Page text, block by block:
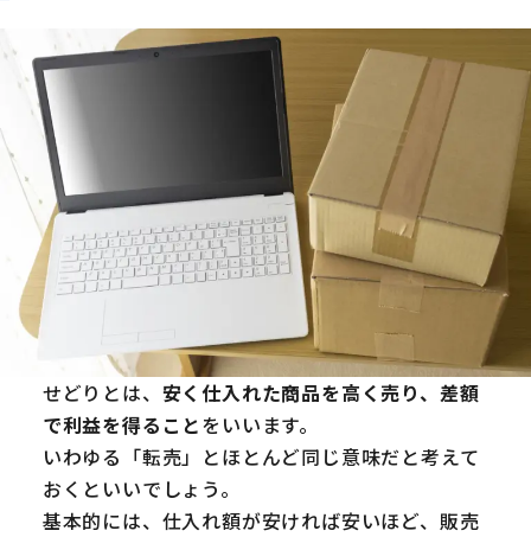
せどりとは、 安く仕入れた商品を高く売り、差額
で利益を得ることをいいます。
いわゆる「転売」とほとんど同じ意味だと考えて
おくといいでしょう。
基本的には、仕入れ額が安ければ安いほど、販売